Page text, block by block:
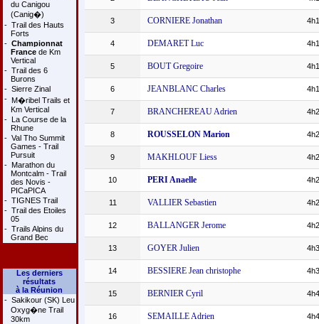
du Canigou
(Canig�)
- Trail des Hauts
Forts
- Championnat
Francede Km
Vertical
- Trail des 6
Burons
- Sierre Zinal
- M�ribel Trails et
Km Vertical
- La Course de la
Rhune
- Val Tho Summit
Games - Trail
Pursuit
- Marathon du
Montcalm - Trail
des Novis -
PICaPICA
- TIGNES Trail
- Trail des Etoiles
05
- Trails Alpins du
Grand Bec
Les derniers
résultats
à la Réunion
- Sakikour (SK) Leu
Oxyg�ne Trail
30km
3 CORNIERE Jonathan
4 DEMARET Luc
5 BOUT Gregoire
6 JEANBLANC Charles
7 BRANCHEREAU Adrien
8 ROUSSELON Marion
9 MAKHLOUF Liess
10 PERI Anaelle
11 VALLIER Sebastien
12 BALLANGER Jerome
13 GOYER Julien
14 BESSIERE Jean christophe
15 BERNIER Cyril
16 SEMAILLE Adrien